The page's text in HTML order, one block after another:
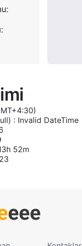
:
:
: Invalid DateTime
52m